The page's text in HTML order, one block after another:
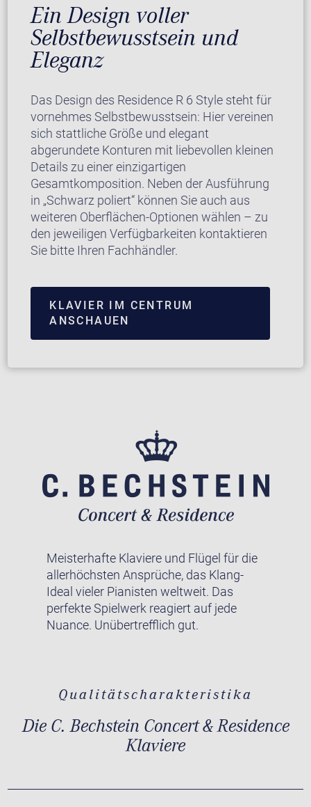
Ein Design voller
Selbstbewusstsein und
Eleganz
Das Design des Residence R 6 Style steht für
vornehmes Selbstbewusstsein: Hier vereinen
sich stattliche Größe und elegant
abgerundete Konturen mit liebevollen kleinen
Details zu einer einzigartigen
Gesamtkomposition. Neben der Ausführung
in „Schwarz poliert“ können Sie auch aus
weiteren Oberflächen-Optionen wählen – zu
den jeweiligen Verfügbarkeiten kontaktieren
Sie bitte Ihren Fachhändler.
KLAVIER IM CENTRUM
ANSCHAUEN
Meisterhafte Klaviere und Flügel für die
allerhöchsten Ansprüche, das Klang-
Ideal vieler Pianisten weltweit. Das
perfekte Spielwerk reagiert auf jede
Nuance. Unübertrefflich gut.
Qualitätscharakteristika
Die C. Bechstein Concert & Residence
Klaviere